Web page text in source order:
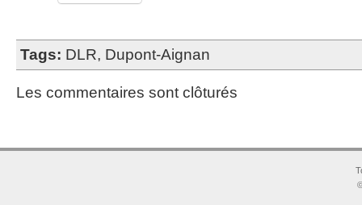
Tags: DLR, Dupont-Aignan
Les commentaires sont clôturés